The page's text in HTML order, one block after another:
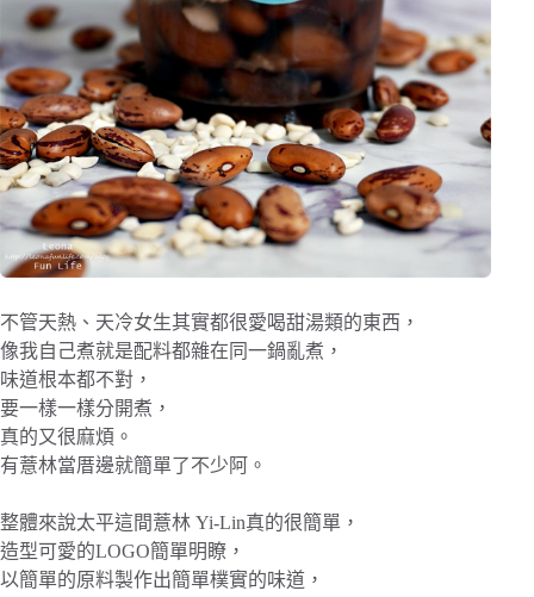
不管天熱、天冷女生其實都很愛喝甜湯類的東西，
像我自己煮就是配料都雜在同一鍋亂煮，
味道根本都不對，
要一樣一樣分開煮，
真的又很麻煩。
有薏林當厝邊就簡單了不少阿。
整體來說太平這間薏林 Yi-Lin真的很簡單，
造型可愛的LOGO簡單明瞭，
以簡單的原料製作出簡單樸實的味道，